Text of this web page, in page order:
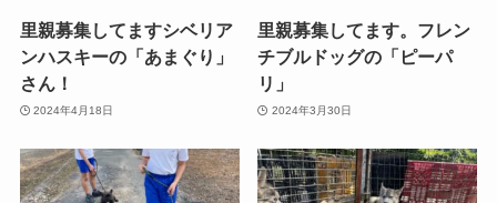
里親募集してますシベリア
ンハスキーの「あまぐり」
さん！
2024年4月18日
里親募集してます。フレン
チブルドッグの「ピーパ
リ」
2024年3月30日